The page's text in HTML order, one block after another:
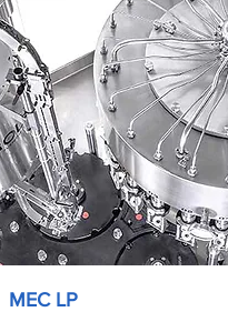
MEC LP